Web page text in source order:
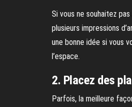
Si vous ne souhaitez
plusieurs impressions
une bonne idée si vous
l’espace.
2. Placez des
Parfois, la meilleure